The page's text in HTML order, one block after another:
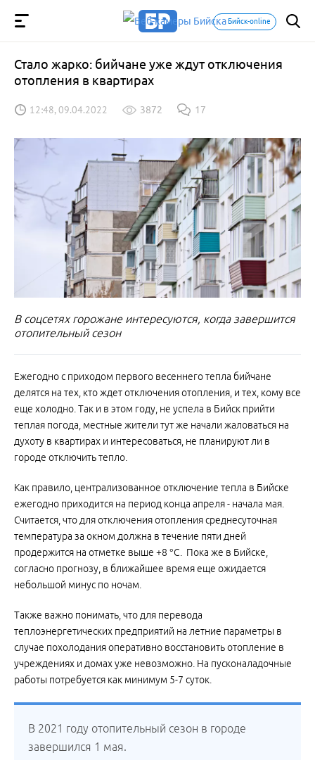
Бийск-online
Стало жарко: бийчане уже ждут отключения
отопления в квартирах
12:48, 09.04.2022 3872 17
В соцсетях горожане интересуются, когда завершится
отопительный сезон
Ежегодно с приходом первого весеннего тепла бийчане
делятся на тех, кто ждет отключения отопления, и тех, кому все
еще холодно. Так и в этом году, не успела в Бийск прийти
теплая погода, местные жители тут же начали жаловаться на
духоту в квартирах и интересоваться, не планируют ли в
городе отключить тепло.
Как правило, централизованное отключение тепла в Бийске
ежегодно приходится на период конца апреля - начала мая.
Считается, что для отключения отопления среднесуточная
температура за окном должна в течение пяти дней
продержится на отметке выше +8 °С. Пока же в Бийске,
согласно прогнозу, в ближайшее время еще ожидается
небольшой минус по ночам.
Также важно понимать, что для перевода
теплоэнергетических предприятий на летние параметры в
случае похолодания оперативно восстановить отопление в
учреждениях и домах уже невозможно. На пусконаладочные
работы потребуется как минимум 5-7 суток.
В 2021 году отопительный сезон в городе
завершился 1 мая.